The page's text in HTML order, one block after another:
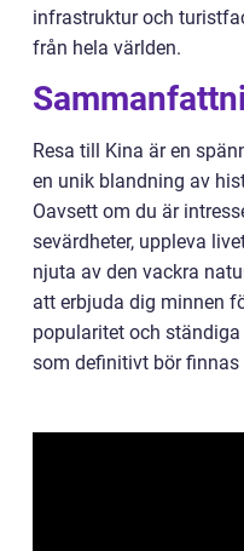
infrastruktur och
från hela världen.
Resa till Kina är en
en unik blandning av
Oavsett om du är
sevärdheter, uppleva
njuta av den vackra
att erbjuda dig minnen
popularitet och
som definitivt bör finnas